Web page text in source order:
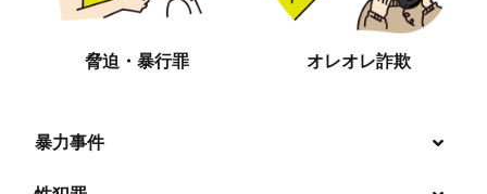
脅迫・暴行罪 オレオレ詐欺
暴力事件